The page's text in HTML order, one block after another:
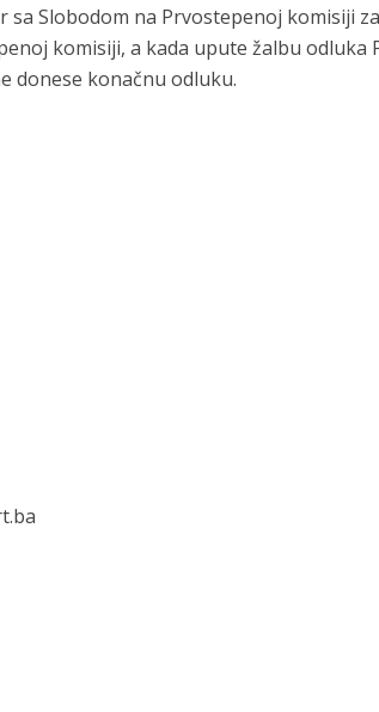
sa Slobodom na Prvostepenoj komisiji
komisiji, a kada upute žalbu odluka
donese konačnu odluku.